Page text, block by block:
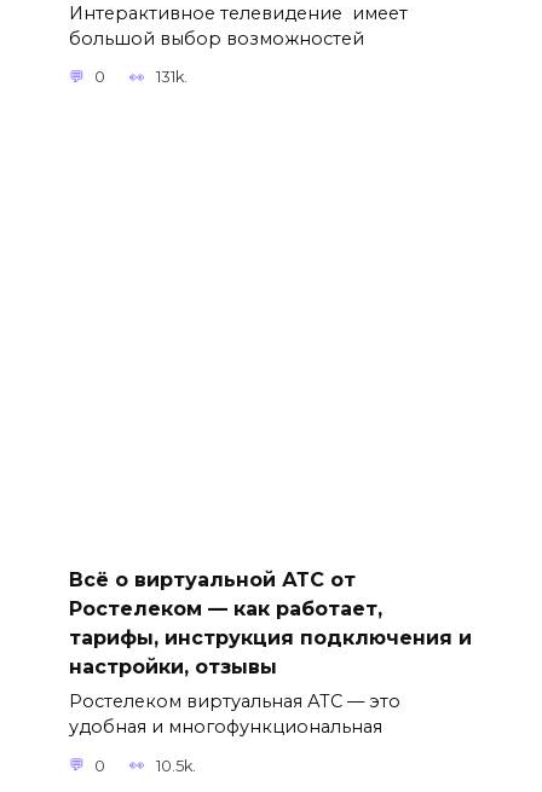
Интерактивное телевидение имеет
большой выбор возможностей
0 131k.
Всё о виртуальной АТС от
Ростелеком — как работает,
тарифы, инструкция подключения и
настройки, отзывы
Ростелеком виртуальная АТС — это
удобная и многофункциональная
0 10.5k.